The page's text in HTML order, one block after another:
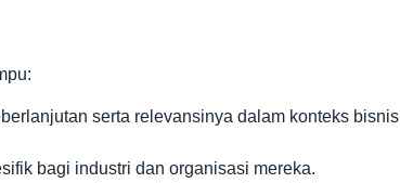
serta relevansinya dalam konteks bisnis
bagi industri dan organisasi mereka.